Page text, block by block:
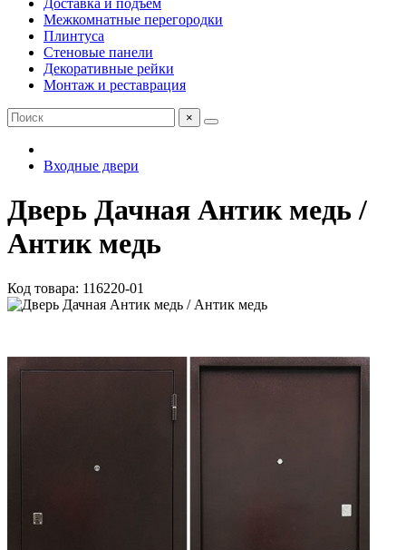
Доставка и подъем
Межкомнатные перегородки
Плинтуса
Стеновые панели
Декоративные рейки
Монтаж и реставрация
×
Входные двери
Дверь Дачная Антик медь /
Антик медь
Код товара: 116220-01